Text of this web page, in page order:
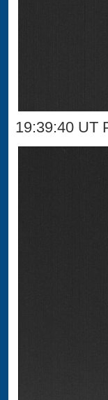
19:39:40 UT